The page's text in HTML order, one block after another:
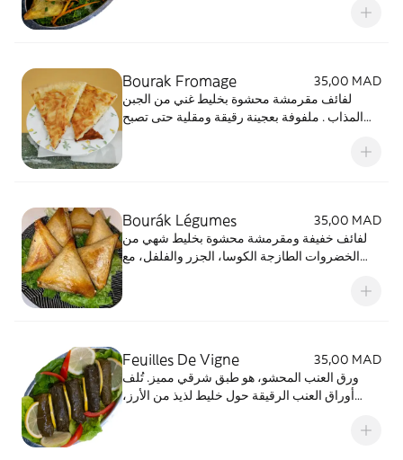
الهشاشة والطعم الغني. طبق شهي لا يُقاوم، مثالي
Bourak Fromage
35,00 MAD
لفائف مقرمشة محشوة بخليط غني من الجبن
المذاب . ملفوفة بعجينة رقيقة ومقلية حتى تصبح
Bourák Légumes
35,00 MAD
لفائف خفيفة ومقرمشة محشوة بخليط شهي من
الخضروات الطازجة الكوسا، الجزر والفلفل، مع
Feuilles De Vigne
35,00 MAD
ورق العنب المحشو، هو طبق شرقي مميز. تُلف
أوراق العنب الرقيقة حول خليط لذيذ من الأرز،
وأحيانًا اللحم المفروم. تُطهى على نار هادئة لتقدم